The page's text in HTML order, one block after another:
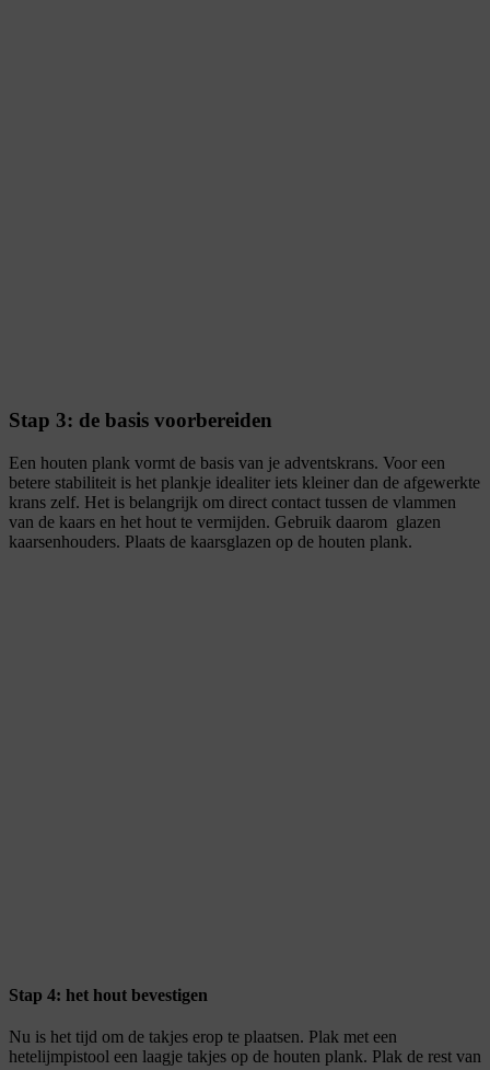
Stap 3: de basis voorbereiden
Een houten plank vormt de basis van je adventskrans. Voor een
betere stabiliteit is het plankje idealiter iets kleiner dan de afgewerkte
krans zelf. Het is belangrijk om direct contact tussen de vlammen
van de kaars en het hout te vermijden. Gebruik daarom glazen
kaarsenhouders. Plaats de kaarsglazen op de houten plank.
Stap 4: het hout bevestigen
Nu is het tijd om de takjes erop te plaatsen. Plak met een
hetelijmpistool een laagje takjes op de houten plank. Plak de rest van